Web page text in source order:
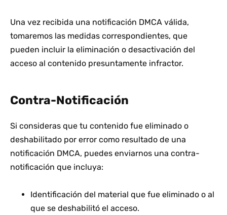
Una vez recibida una notificación DMCA válida,
tomaremos las medidas correspondientes, que
pueden incluir la eliminación o desactivación del
acceso al contenido presuntamente infractor.
Contra-Notificación
Si consideras que tu contenido fue eliminado o
deshabilitado por error como resultado de una
notificación DMCA, puedes enviarnos una contra-
notificación que incluya:
Identificación del material que fue eliminado o al
que se deshabilitó el acceso.